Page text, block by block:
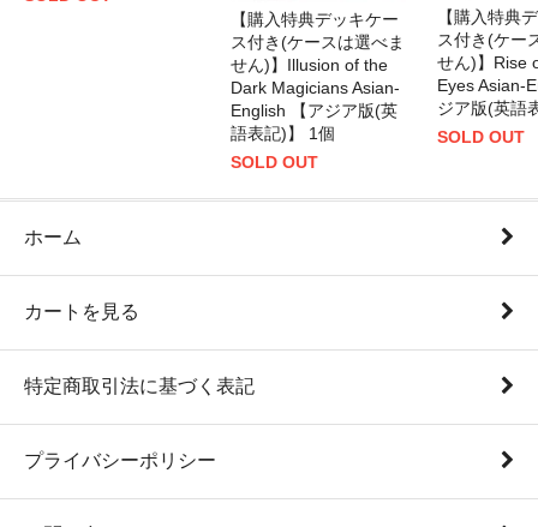
【購入特典デッキケー
ス付き(ケースは選べま
せん)】Illusion of the
Dark Magicians Asian-
English 【アジア版(英
語表記)】 1個
SOLD OUT
【購入特典
ス付き(ケー
せん)】Rise
Eyes Asian-
ジア版(英語
SOLD OUT
ホーム
カートを見る
特定商取引法に基づく表記
プライバシーポリシー